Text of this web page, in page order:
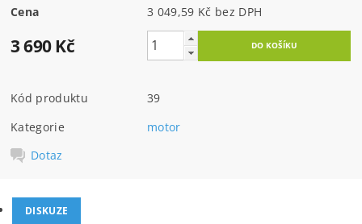
Cena 3 049,59 Kč bez DPH
3 690 Kč
Kód produktu
39
Kategorie
motor
Dotaz
DISKUZE